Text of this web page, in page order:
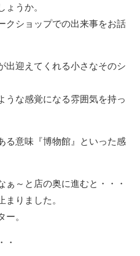
うか。
クショップでの出来事をお話
出迎えてくれる小さなそのシ
うな感覚になる雰囲気を持っ
る意味『博物館』といった感
～と店の奥に進むと・・・
りました。
。
・